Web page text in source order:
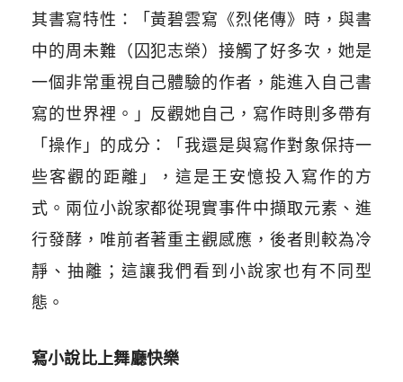
其書寫特性：「黃碧雲寫《烈佬傳》時，與書
中的周未難（囚犯志榮）接觸了好多次，她是
一個非常重視自己體驗的作者，能進入自己書
寫的世界裡。」反觀她自己，寫作時則多帶有
「操作」的成分：「我還是與寫作對象保持一
些客觀的距離」，這是王安憶投入寫作的方
式。兩位小說家都從現實事件中擷取元素、進
行發酵，唯前者著重主觀感應，後者則較為冷
靜、抽離；這讓我們看到小說家也有不同型
態。
寫小說比上舞廳快樂